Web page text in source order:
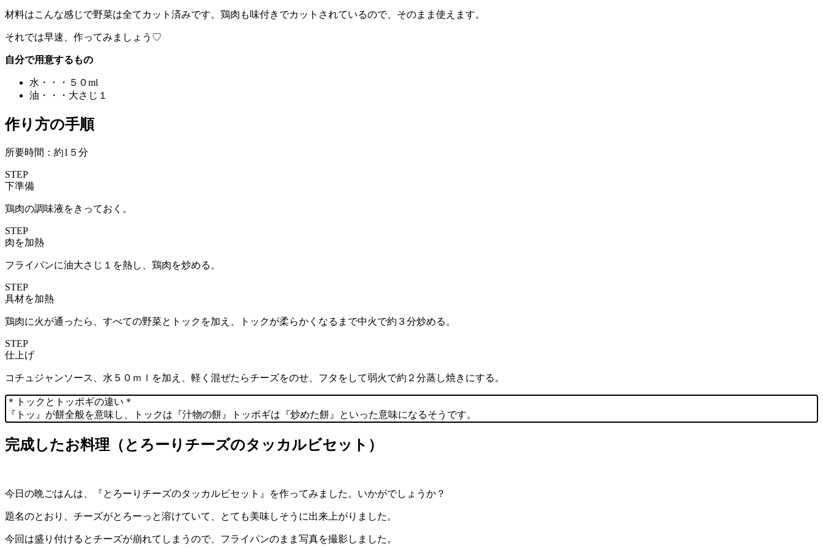
材料はこんな感じで野菜は全てカット済みです。鶏肉も味付きでカットされているので、そのまま使えます。
それでは早速、作ってみましょう♡
自分で用意するもの
水・・・５０ml
油・・・大さじ１
作り方の手順
所要時間：約1５分
STEP
下準備
鶏肉の調味液をきっておく。
STEP
肉を加熱
フライパンに油大さじ１を熱し、鶏肉を炒める。
STEP
具材を加熱
鶏肉に火が通ったら、すべての野菜とトックを加え、トックが柔らかくなるまで中火で約３分炒める。
STEP
仕上げ
コチュジャンソース、水５０ｍｌを加え、軽く混ぜたらチーズをのせ、フタをして弱火で約２分蒸し焼きにする。
＊トックとトッポギの違い＊
『トッ』が餅全般を意味し、トックは『汁物の餅』トッポギは『炒めた餅』といった意味になるそうです。
完成したお料理（とろーりチーズのタッカルビセット）
今日の晩ごはんは、『とろーりチーズのタッカルビセット』を作ってみました。いかがでしょうか？
題名のとおり、チーズがとろーっと溶けていて、とても美味しそうに出来上がりました。
今回は盛り付けるとチーズが崩れてしまうので、フライパンのまま写真を撮影しました。